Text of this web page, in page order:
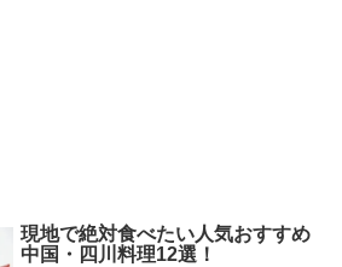
現地で絶対食べたい人気おすすめ
中国・四川料理12選！